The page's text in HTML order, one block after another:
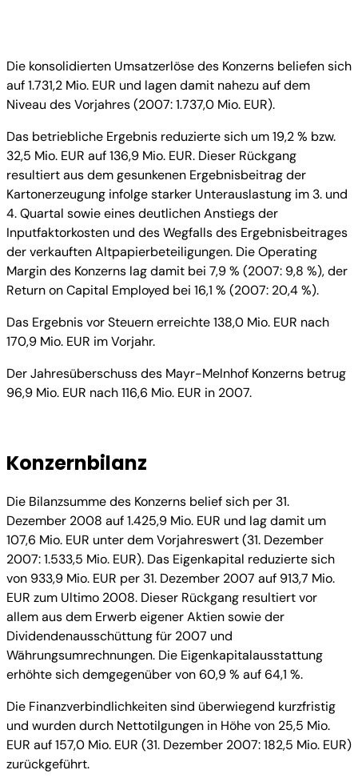
Die konsolidierten Umsatzerlöse des Konzerns beliefen sich
auf 1.731,2 Mio. EUR und lagen damit nahezu auf dem
Niveau des Vorjahres (2007: 1.737,0 Mio. EUR).
Das betriebliche Ergebnis reduzierte sich um 19,2 % bzw.
32,5 Mio. EUR auf 136,9 Mio. EUR. Dieser Rückgang
resultiert aus dem gesunkenen Ergebnisbeitrag der
Kartonerzeugung infolge starker Unterauslastung im 3. und
4. Quartal sowie eines deutlichen Anstiegs der
Inputfaktorkosten und des Wegfalls des Ergebnisbeitrages
der verkauften Altpapierbeteiligungen. Die Operating
Margin des Konzerns lag damit bei 7,9 % (2007: 9,8 %), der
Return on Capital Employed bei 16,1 % (2007: 20,4 %).
Das Ergebnis vor Steuern erreichte 138,0 Mio. EUR nach
170,9 Mio. EUR im Vorjahr.
Der Jahresüberschuss des Mayr-Melnhof Konzerns betrug
96,9 Mio. EUR nach 116,6 Mio. EUR in 2007.
Konzernbilanz
Die Bilanzsumme des Konzerns belief sich per 31.
Dezember 2008 auf 1.425,9 Mio. EUR und lag damit um
107,6 Mio. EUR unter dem Vorjahreswert (31. Dezember
2007: 1.533,5 Mio. EUR). Das Eigenkapital reduzierte sich
von 933,9 Mio. EUR per 31. Dezember 2007 auf 913,7 Mio.
EUR zum Ultimo 2008. Dieser Rückgang resultiert vor
allem aus dem Erwerb eigener Aktien sowie der
Dividendenausschüttung für 2007 und
Währungsumrechnungen. Die Eigenkapitalausstattung
erhöhte sich demgegenüber von 60,9 % auf 64,1 %.
Die Finanzverbindlichkeiten sind überwiegend kurzfristig
und wurden durch Nettotilgungen in Höhe von 25,5 Mio.
EUR auf 157,0 Mio. EUR (31. Dezember 2007: 182,5 Mio. EUR)
zurückgeführt.